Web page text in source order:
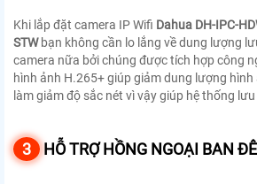
Khi lắp đặt camera IP Wifi Dahua DH-IPC-
STWbạn không cần lo lắng về dung lượng
camera nữa bởi chúng được tích hợp công
hình ảnh H.265+ giúp giảm dung lượng
làm giảm độ sắc nét vì vậy giúp hệ thống
3 HỖ TRỢ HỒNG NGOẠI BAN